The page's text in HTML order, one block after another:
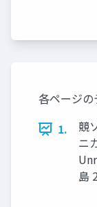
各ページの
1.
競
ニ
島